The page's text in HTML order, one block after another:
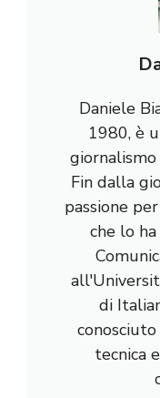
Daniele
1980, è
Fin dalla
passione
che lo
di
tecnica